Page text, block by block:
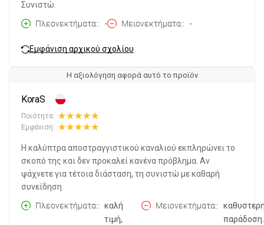
Συνιστώ.
Πλεονεκτήματα:
- Μειονεκτήματα: -
Εμφάνιση αρχικού σχολίου
Η αξιολόγηση αφορά αυτό το προϊόν
KoraS
Ποιότητα:
Εμφάνιση:
Η καλύπτρα αποστραγγιστικού καναλιού εκπληρώνει το
σκοπό της και δεν προκαλεί κανένα πρόβλημα. Αν
ψάχνετε για τέτοια διάσταση, τη συνιστώ με καθαρή
συνείδηση.
Πλεονεκτήματα:
καλή
τιμή,
Μειονεκτήματα:
παράδοση.